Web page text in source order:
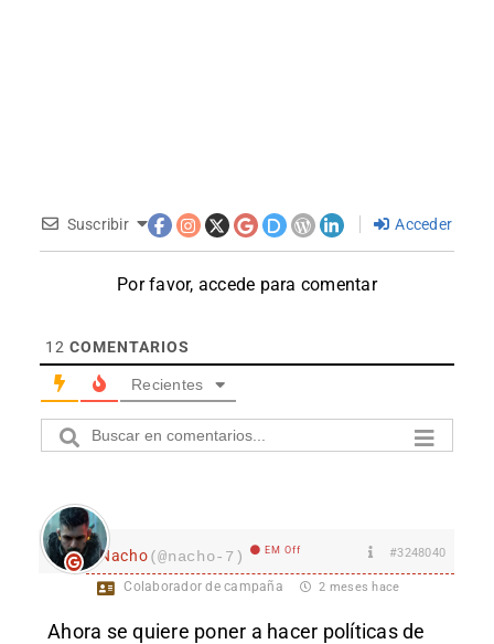
Suscribir Acceder
Por favor, accede para comentar
12 COMENTARIOS
Recientes
Nacho(@nacho-7) EM Off #3248040
Colaborador de campaña 2 meses hace
Ahora se quiere poner a hacer políticas de